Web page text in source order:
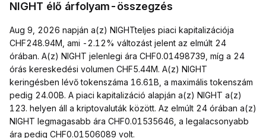
NIGHT élő árfolyam-összegzés
Aug 9, 2026 napján a(z) NIGHTteljes piaci kapitalizációja
CHF248.94M, ami -2.12% változást jelent az elmúlt 24
órában. A(z) NIGHT jelenlegi ára CHF0.01498739, míg a 24
órás kereskedési volumen CHF5.44M. A(z) NIGHT
keringésben lévő tokenszáma 16.61B, a maximális tokenszám
pedig 24.00B. A piaci kapitalizáció alapján a(z) NIGHT a(z)
123. helyen áll a kriptovaluták között. Az elmúlt 24 órában a(z)
NIGHT legmagasabb ára CHF0.01535646, a legalacsonyabb
ára pedig CHF0.01506089 volt.